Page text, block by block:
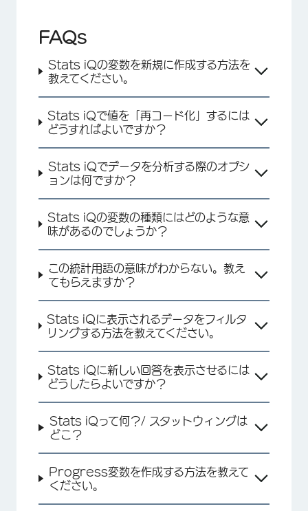
×
FAQs
Stats iQの変数を新規に作成する方法を
教えてください。
Stats iQで値を「再コード化」するには
どうすればよいですか？
Stats iQでデータを分析する際のオプシ
ョンは何ですか？
Stats iQの変数の種類にはどのような意
味があるのでしょうか？
この統計用語の意味がわからない。教え
てもらえますか？
Stats iQに表示されるデータをフィルタ
リングする方法を教えてください。
Stats iQに新しい回答を表示させるには
どうしたらよいですか？
Stats iQって何？/ スタットウィングは
どこ？
Progress変数を作成する方法を教えて
ください。